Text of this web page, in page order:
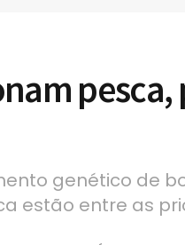
pesca,
genético de
estão entre as